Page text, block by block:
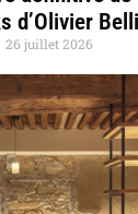
d’Olivier
26 juillet 2026